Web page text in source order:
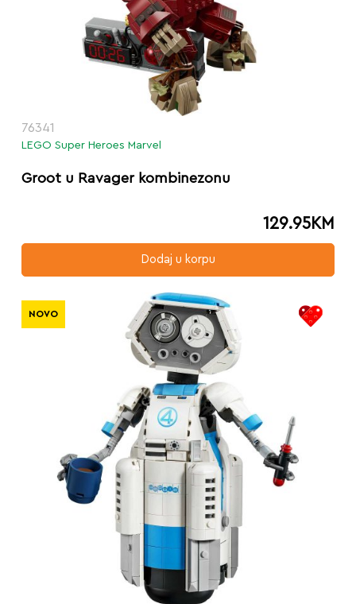
76341
LEGO Super Heroes Marvel
Groot u Ravager kombinezonu
129.95KM
Dodaj u korpu
NOVO